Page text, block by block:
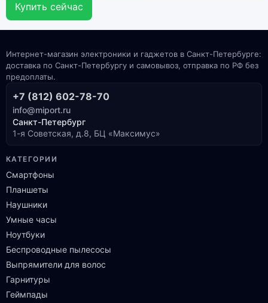
Купить сейчас
Интернет-магазин электроники и гаджетов в Санкт-Петербурге:
доставка по Санкт-Петербургу и самовывоз, отправка по РФ без
предоплаты.
+7 (812) 602-78-70
info@miport.ru
Санкт-Петербург
1-я Советская, д.8, БЦ «Максимус»
КАТЕГОРИИ
Смартфоны
Планшеты
Наушники
Умные часы
Ноутбуки
Беспроводные пылесосы
Выпрямители для волос
Гарнитуры
Геймпады